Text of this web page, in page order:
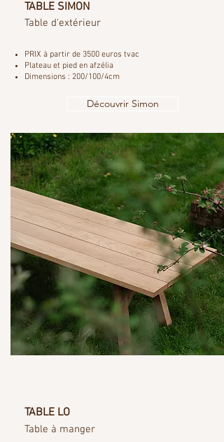
TABLE SIMON
Table d'extérieur
PRIX à partir de 3500 euros tvac
Plateau et pied en afzélia
Dimensions : 200/100/4cm
Découvrir Simon
TABLE LO
Table à manger